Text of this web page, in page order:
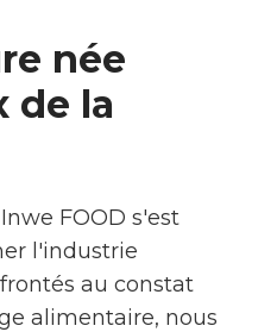
née
de la
FOOD s'est
l'industrie
au constat
alimentaire, nous